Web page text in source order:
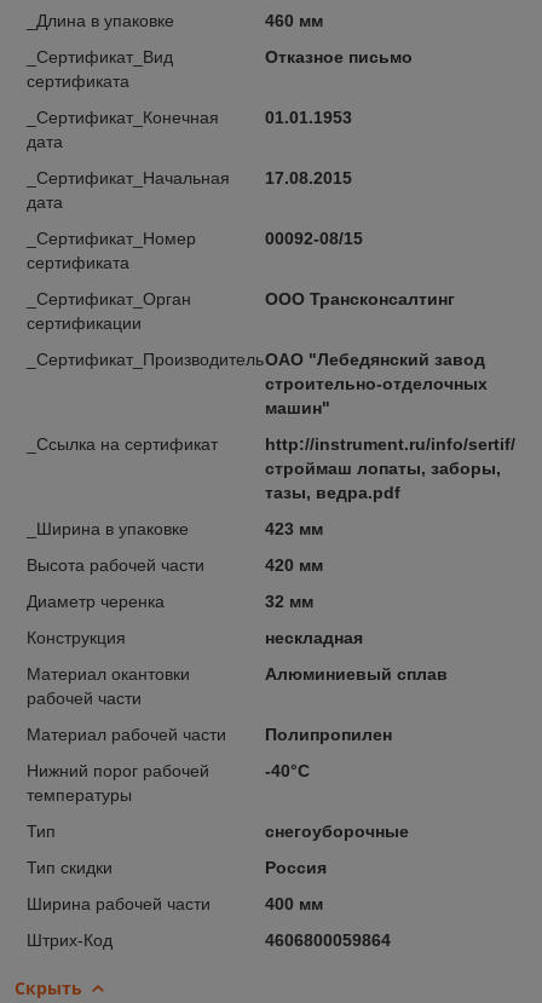
_Длина в упаковке
460 мм
_Сертификат_Вид
сертификата
Отказное письмо
_Сертификат_Конечная
дата
01.01.1953
_Сертификат_Начальная
дата
17.08.2015
_Сертификат_Номер
сертификата
00092-08/15
_Сертификат_Орган
сертификации
ООО Трансконсалтинг
_Сертификат_ПроизводительОАО "Лебедянский завод
строительно-отделочных
машин"
_Ссылка на сертификат
http://instrument.ru/info/sertif/
строймаш лопаты, заборы,
тазы, ведра.pdf
_Ширина в упаковке
423 мм
Высота рабочей части
420 мм
Диаметр черенка
32 мм
Конструкция
нескладная
Материал окантовки
рабочей части
Алюминиевый сплав
Материал рабочей части
Полипропилен
Нижний порог рабочей
температуры
-40°C
Тип
снегоуборочные
Тип скидки
Россия
Ширина рабочей части
400 мм
Штрих-Код
4606800059864
Скрыть